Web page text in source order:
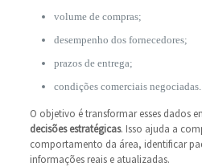
volume de compras;
desempenho dos fornecedores;
prazos de entrega;
condições comerciais negociadas.
O objetivo é transformar esses dados
decisões estratégicas. Isso ajuda a
comportamento da área, identificar
informações reais e atualizadas.